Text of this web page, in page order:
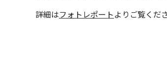
詳細はフォトレポートよりご覧くだ